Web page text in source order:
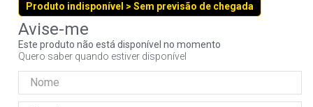
Produto indisponível > Sem previsão de chegada
Este produto não está disponível no momento
Quero saber quando estiver disponível
8º
fractal
9º
controle
hd